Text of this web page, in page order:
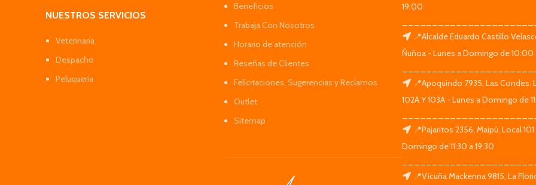
NUESTROS SERVICIOS
Veterinaria
Despacho
Peluquería
Beneficios
Trabaja Con Nosotros
Horario de atención
Reseñas de Clientes
Felicitaciones, Sugerencias y Reclamos
Outlet
Sitemap
19:00
📍Alcalde Eduardo Castillo
Ñuñoa - Lunes a Domingo de 10:00
📍Apoquindo 7935, Las Condes.
102A Y 103A - Lunes a Domingo de
📍Pajaritos 2356, Maipú. Local
Domingo de 11:30 a 19:30
📍Vicuña Mackenna 9815, La